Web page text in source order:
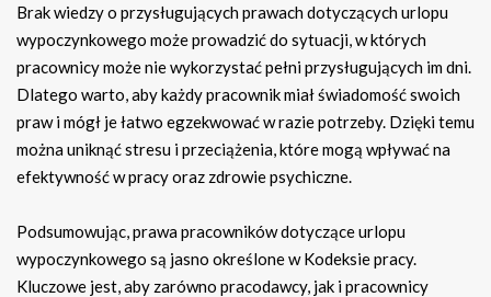
Brak wiedzy o przysługujących prawach dotyczących urlopu
wypoczynkowego może prowadzić do sytuacji, w których
pracownicy może nie wykorzystać pełni przysługujących im dni.
Dlatego warto, aby każdy pracownik miał świadomość swoich
praw i mógł je łatwo egzekwować w razie potrzeby. Dzięki temu
można uniknąć stresu i przeciążenia, które mogą wpływać na
efektywność w pracy oraz zdrowie psychiczne.
Podsumowując, prawa pracowników dotyczące urlopu
wypoczynkowego są jasno określone w Kodeksie pracy.
Kluczowe jest, aby zarówno pracodawcy, jak i pracownicy